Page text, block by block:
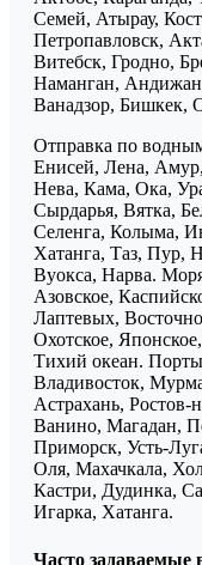
Семей, Атырау,
Петропавловск,
Витебск, Гродно,
Наманган,
Ванадзор, Бишкек,
Отправка по
Енисей, Лена,
Нева, Кама, Ока,
Сырдарья, Вятка,
Селенга, Колыма,
Хатанга, Таз, Пур,
Вуокса, Нарва.
Азовское,
Лаптевых,
Охотское,
Тихий океан.
Владивосток,
Астрахань, Ростов-
Ванино, Магадан,
Приморск, Усть-
Оля, Махачкала,
Кастри, Дудинка,
Игарка, Хатанга.
Часто задаваемые